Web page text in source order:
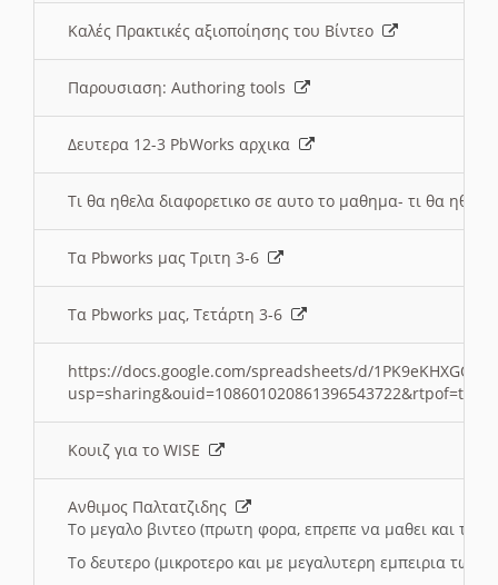
Καλές Πρακτικές αξιοποίησης του Βίντεο
Παρουσιαση: Authoring tools
Δευτερα 12-3 PbWorks αρχικα
Τι θα ηθελα διαφορετικο σε αυτο το μαθημα- τι θα
Τα Pbworks μας Τριτη 3-6
Τα Pbworks μας, Τετάρτη 3-6
https://docs.google.com/spreadsheets/d/
Κουιζ για το WISE
Ανθιμος Παλτατζιδης
Το μεγαλο βιντεο (πρωτη φορα, επρεπε να μαθει και το
Το δευτερο (μικροτερο και με μεγαλυτερη εμπειρια